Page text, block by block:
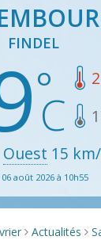
FINDEL
Ouest 15
06 août 2026 à 10h55
> Actualités >